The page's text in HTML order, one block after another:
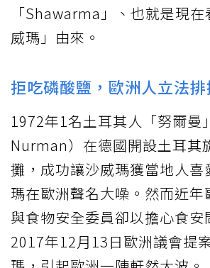
「Shawarma」、也就是現
威瑪」由來。
拒吃磷酸鹽，歐洲人立法排
1972年1名土耳其人「努爾曼
Nurman）在德國開設土耳其
攤，成功讓沙威瑪獲當地人喜
瑪在歐洲聲名大噪。然而近年
與食物安全委員卻以擔心食安
2017年12月13日歐洲議會提